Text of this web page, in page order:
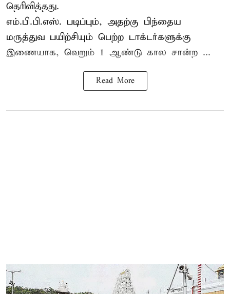
தெரிவித்தது.
எம்.பி.பி.எஸ். படிப்பும், அதற்கு பிந்தைய
மருத்துவ பயிற்சியும் பெற்ற டாக்டர்களுக்கு
இணையாக, வெறும் 1 ஆண்டு கால சான்ற ...
Read More